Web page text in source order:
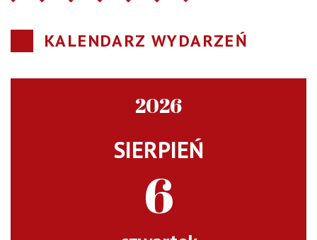
KALENDARZ WYDARZEŃ
2026
SIERPIEŃ
6